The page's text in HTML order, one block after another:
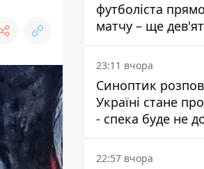
футболіста
матчу – ще
постраждали
23:11 вчора
Синоптик
Україні стане
- спека буде не
22:57 вчора